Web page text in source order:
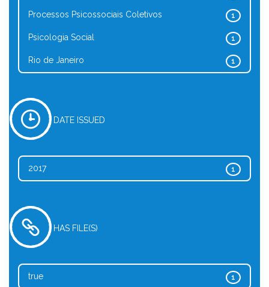
1
Processos Psicossociais Coletivos
1
Psicologia Social
1
Rio de Janeiro
DATE ISSUED
1
2017
HAS FILE(S)
1
true